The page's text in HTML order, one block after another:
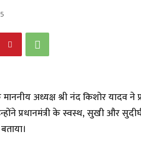
अध्यक्ष श्री नंद किशोर यादव ने
प्रधानमंत्री के स्वस्थ, सुखी और